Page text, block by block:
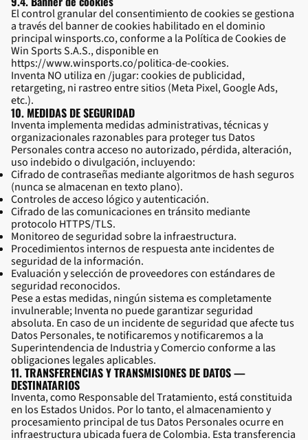
El control granular del consentimiento de cookies se gestiona
a través del banner de cookies habilitado en el dominio
principal winsports.co, conforme a la Política de Cookies de
Win Sports S.A.S., disponible en
https://www.winsports.co/politica-de-cookies.
Inventa NO utiliza en /jugar: cookies de publicidad,
retargeting, ni rastreo entre sitios (Meta Pixel, Google Ads,
etc.).
10. MEDIDAS DE SEGURIDAD
Inventa implementa medidas administrativas, técnicas y
organizacionales razonables para proteger tus Datos
Personales contra acceso no autorizado, pérdida, alteración,
uso indebido o divulgación, incluyendo:
Cifrado de contraseñas mediante algoritmos de hash seguros
(nunca se almacenan en texto plano).
Controles de acceso lógico y autenticación.
Cifrado de las comunicaciones en tránsito mediante
protocolo HTTPS/TLS.
Monitoreo de seguridad sobre la infraestructura.
Procedimientos internos de respuesta ante incidentes de
seguridad de la información.
Evaluación y selección de proveedores con estándares de
seguridad reconocidos.
Pese a estas medidas, ningún sistema es completamente
invulnerable; Inventa no puede garantizar seguridad
absoluta. En caso de un incidente de seguridad que afecte tus
Datos Personales, te notificaremos y notificaremos a la
Superintendencia de Industria y Comercio conforme a las
obligaciones legales aplicables.
11. TRANSFERENCIAS Y TRANSMISIONES DE DATOS —
DESTINATARIOS
Inventa, como Responsable del Tratamiento, está constituida
en los Estados Unidos. Por lo tanto, el almacenamiento y
procesamiento principal de tus Datos Personales ocurre en
infraestructura ubicada fuera de Colombia. Esta transferencia